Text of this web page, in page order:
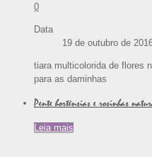
0
Data
19 de outubro de
tiara multicolorida de flores
para as daminhas
Pente hortênsias e rosinhas
Leia mais